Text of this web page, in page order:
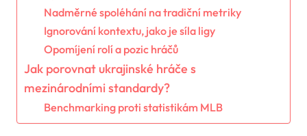
Nadměrné spoléhání na tradiční metriky
Ignorování kontextu, jako je síla ligy
Opomíjení rolí a pozic hráčů
Jak porovnat ukrajinské hráče s
mezinárodními standardy?
Benchmarking proti statistikám MLB